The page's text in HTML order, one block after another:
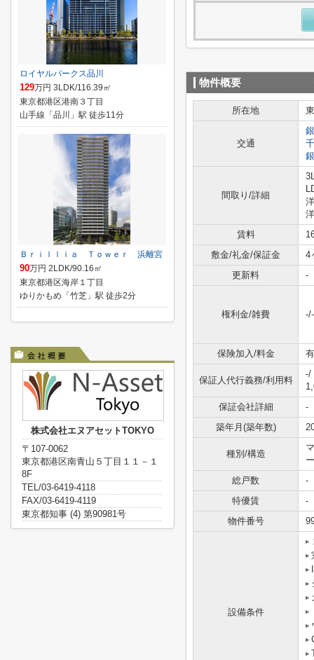
物件概要
所在地
交通
間取り/詳細
賃料
敷金/礼金/保証金
4
更新料
-
権利金/雑費 -/-
保険加入/料金
保証人代行義務/利用料
-/
保証会社詳細
-
築年月(築年数)
種別/構造
総戸数
-
特優賃
-
物件番号
設備条件
ロイヤルパークス品川
129万円 3LDK/116.39㎡
東京都港区港南３丁目
山手線「品川」駅 徒歩11分
Ｂｒｉｌｌｉａ Ｔｏｗｅｒ 浜離宮
90万円 2LDK/90.16㎡
東京都港区海岸１丁目
ゆりかもめ「竹芝」駅 徒歩2分
株式会社エヌアセットTOKYO
〒107-0062
東京都港区南青山５丁目１１－１
8F
TEL/03-6419-4118
FAX/03-6419-4119
東京都知事 (4) 第90981号